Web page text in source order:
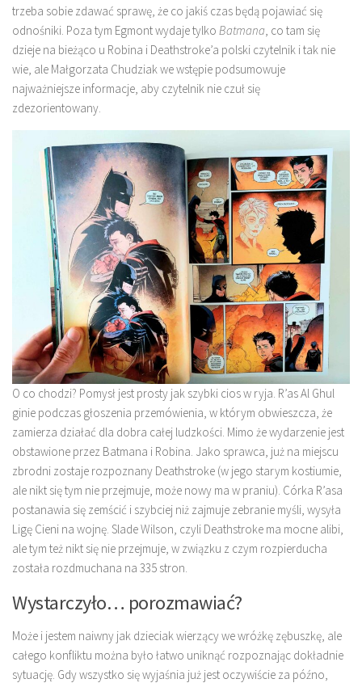
trzeba sobie zdawać sprawę, że co jakiś czas będą pojawiać się
odnośniki. Poza tym Egmont wydaje tylko Batmana, co tam się
dzieje na bieżąco u Robina i Deathstroke’a polski czytelnik i tak nie
wie, ale Małgorzata Chudziak we wstępie podsumowuje
najważniejsze informacje, aby czytelnik nie czuł się
zdezorientowany.
O co chodzi? Pomysł jest prosty jak szybki cios w ryja. R’as Al Ghul
ginie podczas głoszenia przemówienia, w którym obwieszcza, że
zamierza działać dla dobra całej ludzkości. Mimo że wydarzenie jest
obstawione przez Batmana i Robina. Jako sprawca, już na miejscu
zbrodni zostaje rozpoznany Deathstroke (w jego starym kostiumie,
ale nikt się tym nie przejmuje, może nowy ma w praniu). Córka R’asa
postanawia się zemścić i szybciej niż zajmuje zebranie myśli, wysyła
Ligę Cieni na wojnę. Slade Wilson, czyli Deathstroke ma mocne alibi,
ale tym też nikt się nie przejmuje, w związku z czym rozpierducha
została rozdmuchana na 335 stron.
Wystarczyło… porozmawiać?
Może i jestem naiwny jak dzieciak wierzący we wróżkę zębuszkę, ale
całego konfliktu można było łatwo uniknąć rozpoznając dokładnie
sytuację. Gdy wszystko się wyjaśnia już jest oczywiście za późno,